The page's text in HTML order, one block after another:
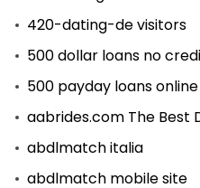
420-dating-de visitors
500 dollar loans no
500 payday loans online
aabrides.com The Best
abdlmatch italia
abdlmatch mobile site